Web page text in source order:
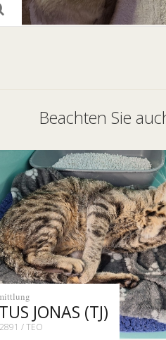
Beachten Sie
JONAS (TJ)
/ TEO